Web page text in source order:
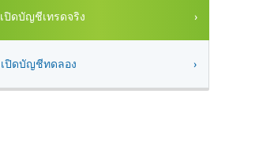
เปิดบัญชีเทรดจริง
เปิดบัญชีทดลอง